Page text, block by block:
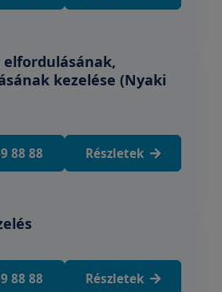
kezelése (Nyaki
88 88 Részletek
88 88 Részletek